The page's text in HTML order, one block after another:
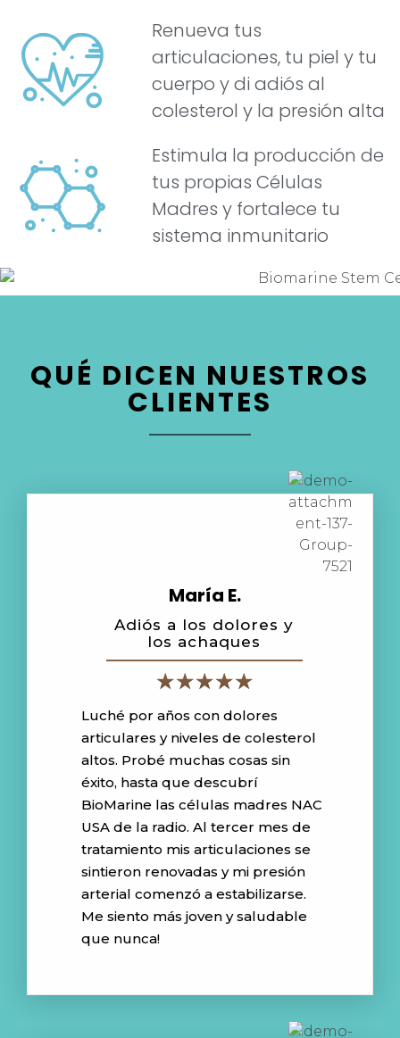
Renueva tus
articulaciones, tu piel y tu
cuerpo y di adiós al
colesterol y la presión alta
Estimula la producción de
tus propias Células
Madres y fortalece tu
sistema inmunitario
QUÉ DICEN NUESTROS
CLIENTES
María E.
Adiós a los dolores y
los achaques
Luché por años con dolores
articulares y niveles de colesterol
altos. Probé muchas cosas sin
éxito, hasta que descubrí
BioMarine las células madres NAC
USA de la radio. Al tercer mes de
tratamiento mis articulaciones se
sintieron renovadas y mi presión
arterial comenzó a estabilizarse.
Me siento más joven y saludable
que nunca!